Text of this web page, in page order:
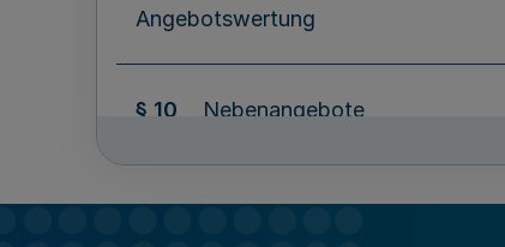
Angebotswertung
§ 10 Nebenangebote
§ 11
Umweltverträgliches und